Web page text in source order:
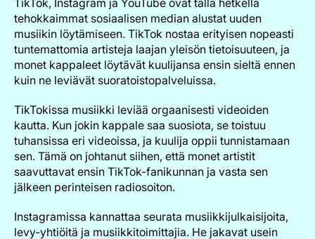
tehokkaimmat sosiaalisen median alustat uuden
musiikin löytämiseen. TikTok nostaa erityisen nopeasti
tuntemattomia artisteja laajan yleisön tietoisuuteen, ja
monet kappaleet löytävät kuulijansa ensin sieltä ennen
kuin ne leviävät suoratoistopalveluissa.
TikTokissa musiikki leviää orgaanisesti videoiden
kautta. Kun jokin kappale saa suosiota, se toistuu
tuhansissa eri videoissa, ja kuulija oppii tunnistamaan
sen. Tämä on johtanut siihen, että monet artistit
saavuttavat ensin TikTok-fanikunnan ja vasta sen
jälkeen perinteisen radiosoiton.
Instagramissa kannattaa seurata musiikkijulkaisijoita,
levy-yhtiöitä ja musiikkitoimittajia. He jakavat usein